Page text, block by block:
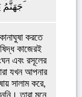
جَهَنَّمُ
করতে
কাজেরই
এবং রসূলের
যখন আপনার
সালাম করে,
তারা মনে